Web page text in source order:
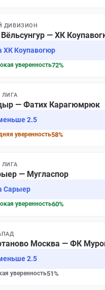
ДИВИЗИОН
— ХК
ХК Коупавогюр
уверенность72%
ЛИГА
— Фатих Карагюмрюк
2.5
уверенность58%
ЛИГА
— Мугласпор
Сарыер
уверенность60%
Москва — ФК
2.5
уверенность51%